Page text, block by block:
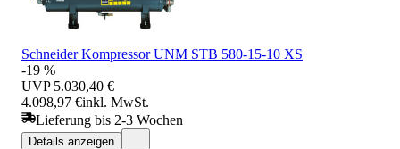
Schneider Kompressor UNM STB 580-15-10 XS
-19 %
UVP 5.030,40 €
4.098,97 €inkl. MwSt.
Lieferung bis 2-3 Wochen
Details anzeigen